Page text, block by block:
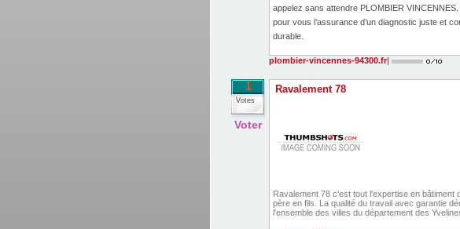
appelez sans attendre PLOMBIER
pour vous l’assurance d’un diagnostic juste et
durable.
plombier-vincennes-94300.fr|
1
Votes
Voter
Ravalement 78
Ravalement 78 c'est tout l'expertise en
père en fils. La qualité du travail avec garantie
l'ensemble des villes du département des